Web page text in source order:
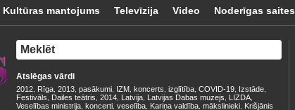
Kultūras mantojums Televīzija Video Noderīgas saites
Atslēgas vārdi
2012 Rīga 2013 pasākumi IZM koncerts izglītība COVID-19 Izstāde
Festivāls Dailes teātris 2014 Latvija Latvijas Dabas muzejs LIZDA
Veselības ministrija koncerti veselība Kariņa valdība mākslinieki Krišjānis